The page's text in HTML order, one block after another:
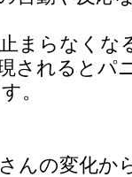
まらなくな
されるとパ
。
んの変化か